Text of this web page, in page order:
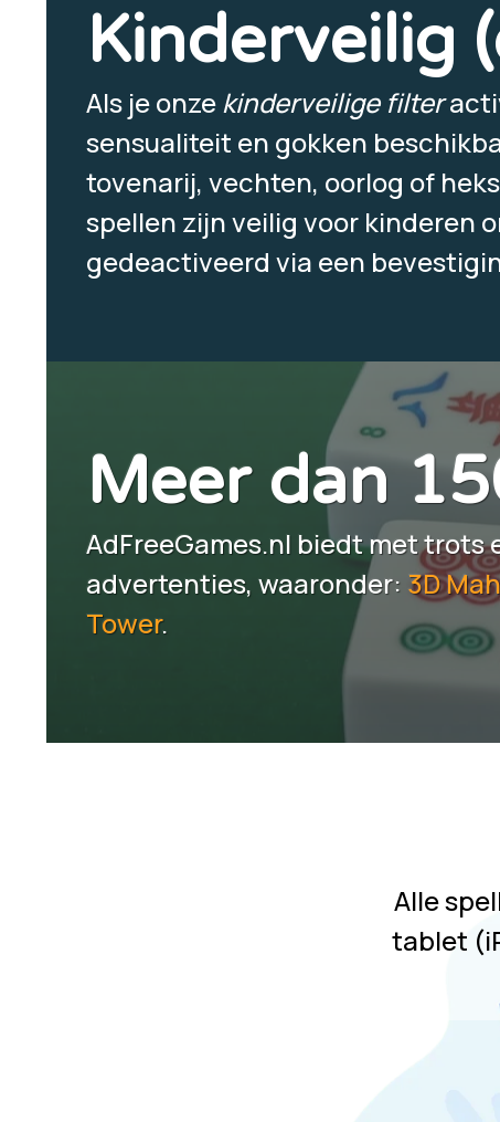
Kinderveilig
Als je onzekinderveilige filter
sensualiteit en gokken
tovenarij, vechten, oorlog of
spellen zijn veilig voor kinderen
gedeactiveerd via een
Meer dan
AdFreeGames.nl biedt met trots
advertenties, waaronder: 3D
Tower.
Alle
tablet